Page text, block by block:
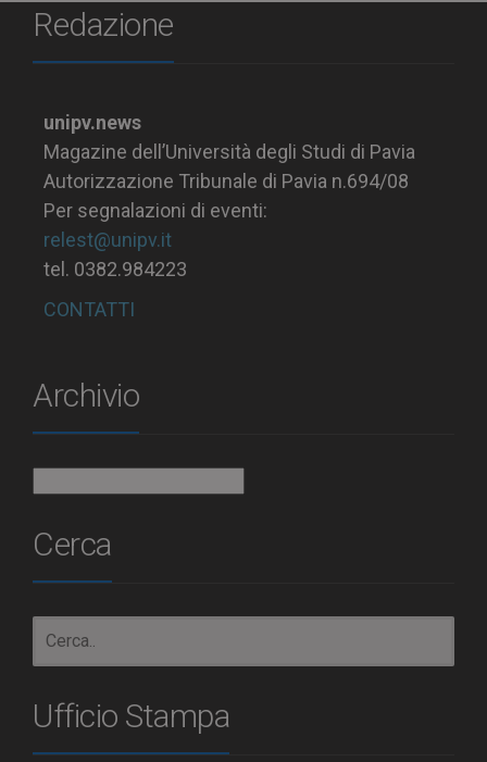
Redazione
unipv.news
Magazine dell’Università degli Studi di Pavia
Autorizzazione Tribunale di Pavia n.694/08
Per segnalazioni di eventi:
relest@unipv.it
tel. 0382.984223
CONTATTI
Archivio
Cerca
Ufficio Stampa